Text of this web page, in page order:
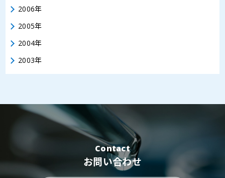
2006年
2005年
2004年
2003年
Contact
お問い合わせ